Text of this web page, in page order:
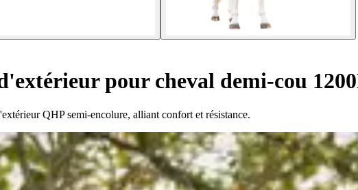
pour cheval demi-cou
QHP semi-encolure, alliant confort et résistance.